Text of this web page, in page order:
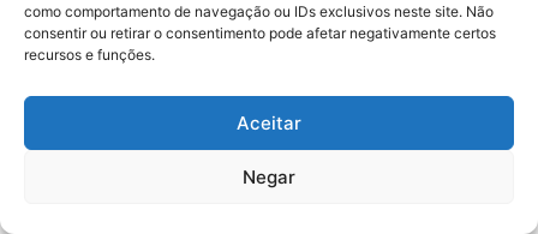
como comportamento de navegação ou IDs exclusivos neste site. Não
consentir ou retirar o consentimento pode afetar negativamente certos
recursos e funções.
Aceitar
Negar
Eleições 2026: procuradores e
promotores eleitorais realizam
reunião de alinhamento no RN